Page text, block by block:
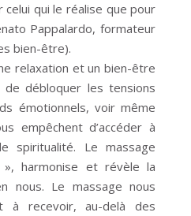
qui le réalise que pour
Pappalardo, formateur
bien-être).
relaxation et un bien-être
de débloquer les tensions
émotionnels, voir même
empêchent d’accéder à
spiritualité. Le massage
», harmonise et révèle la
nous. Le massage nous
à recevoir, au-delà des